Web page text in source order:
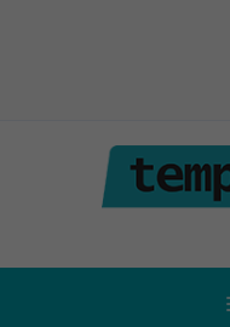
contenuto